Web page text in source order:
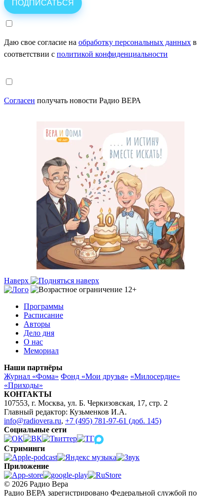
Даю свое согласие на обработку персональных данных в
соответствии с политикой конфиденциальности
Согласен получать новости Радио ВЕРА
Наверх
Программы
Расписание
Авторы
Дело дня
О нас
Мемориал
Наши партнёры
Журнал «Фома» Фонд «Мои друзья» «Милосердие»
«Приходы»
КОНТАКТЫ
107553, г. Москва, ул. Б. Черкизовская, 17, стр. 2
Главный редактор: Кузьменков И.А.
info@radiovera.ru, +7 (495) 781-97-61 (доб. 145)
Социальные сети
Стриминги
Приложение
© 2026 Радио Вера
Радио ВЕРА зарегистрировано Федеральной службой по